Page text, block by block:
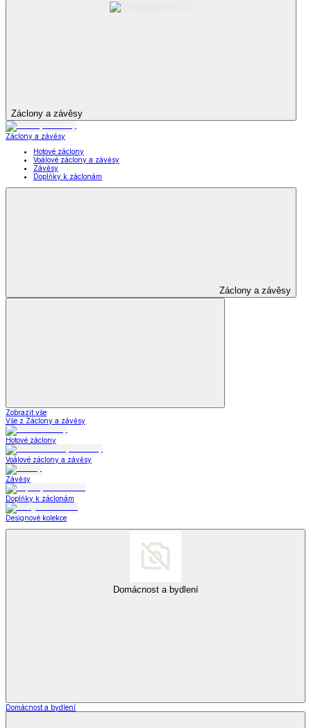
Záclony a závěsy
Záclony a závěsy
Hotové záclony
Voálové záclony a závěsy
Závěsy
Doplňky k záclonám
Záclony a závěsy
Zobrazit vše
Vše z Záclony a závěsy
Hotové záclony
Voálové záclony a závěsy
Závěsy
Doplňky k záclonám
Designové kolekce
Domácnost a bydlení
Domácnost a bydlení